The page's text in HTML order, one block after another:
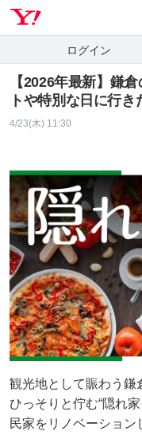
ログイン
【2026年最新】鎌
トや特別な日に行
4/23(木) 11:30
観光地として賑わう鎌
ひっそりと佇む“隠れ
民家をリノベーショ